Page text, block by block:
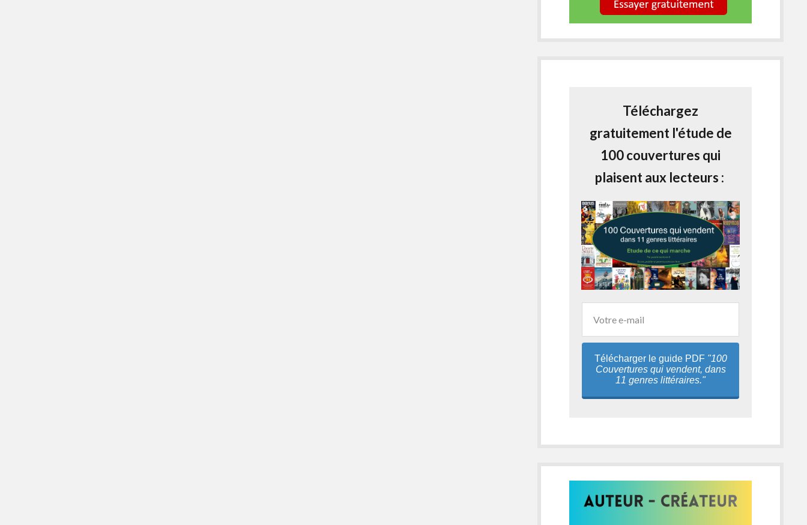
Téléchargez
gratuitement l'étude de
100 couvertures qui
plaisent aux lecteurs :
Télécharger le guide PDF "100
Couvertures qui vendent, dans
11 genres littéraires."